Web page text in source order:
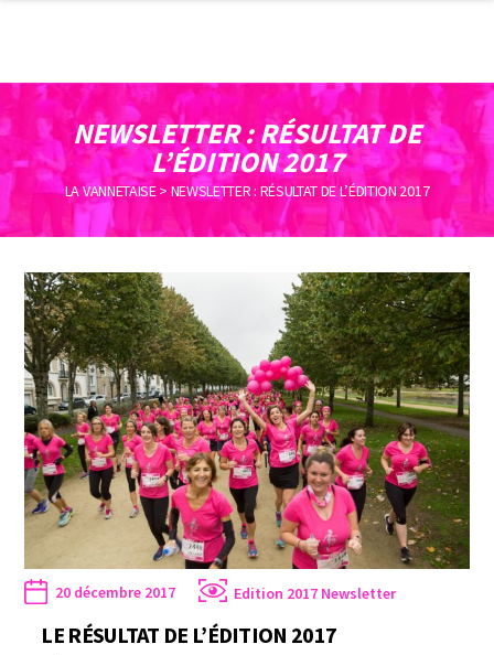
NEWSLETTER : RÉSULTAT DE
L’ÉDITION 2017
LA VANNETAISE> NEWSLETTER : RÉSULTAT DE L’ÉDITION 2017
20 décembre 2017 Edition 2017 Newsletter
LE RÉSULTAT DE L’ÉDITION 2017